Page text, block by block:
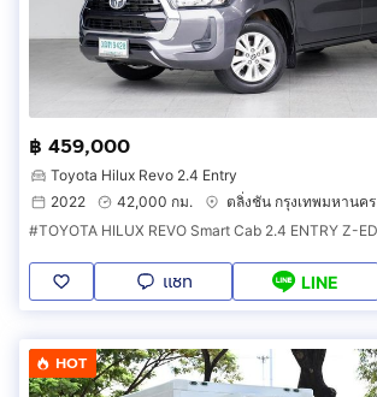
฿ 459,000
Toyota Hilux Revo 2.4 Entry
2022
42,000 กม.
ตลิ่งชัน กรุงเทพมหานคร
แชท LINE
HOT